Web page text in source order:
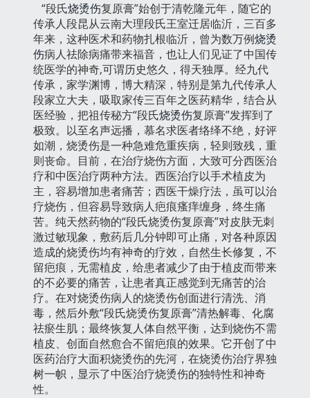
“段氏烧烫伤复原膏”始创于清乾隆元年，随它的
传承人段昆从云南大理段氏王室迁居临沂，三百多
年来，这种医术和药物扎根临沂，曾为数万例烧烫
伤病人祛除病痛带来福音，也让人们见证了中国传
统医学的神奇,可谓历史悠久，得天独厚。经九代
传承，家学渊博，博大精深，特别是第九代传承人
段家立大夫，吸取家传三百年之医药精华，结合从
医经验，把祖传秘方“段氏烧烫伤复原膏”发挥到了
极致。以至名声远播，慕名求医者络绎不绝，好评
如潮，烧烫伤是一种急难危重疾病，轻则致残，重
则丧命。目前，在治疗烧伤方面，大致可分西医治
疗和中医治疗两种方法。西医治疗以手术植皮为
主，容易增加患者痛苦；西医干燥疗法，虽可以治
疗烧伤，但容易导致病人疤痕瘙痒缠身，终生痛
苦。纯天然药物的“段氏烧烫伤复原膏”对皮肤无刺
激过敏现象，敷药后几分钟即可止痛，对各种原因
造成的烧烫伤均有神奇的疗效，自然生长修复，不
留疤痕，无需植皮，给患者减少了由于植皮而带来
的不必要的痛苦，让患者真正感觉到无痛苦的治
疗。在对烧烫伤病人的烧烫伤创面进行清洗、消
毒，然后外敷“段氏烧烫伤复原膏”清热解毒、化腐
祛瘀生肌；最终恢复人体自然平衡，达到烧伤不需
植皮、创面自然愈合不留疤痕的效果。它开创了中
医药治疗大面积烧烫伤的先河，在烧烫伤治疗界独
树一帜，显示了中医治疗烧烫伤的独特性和神奇
性。